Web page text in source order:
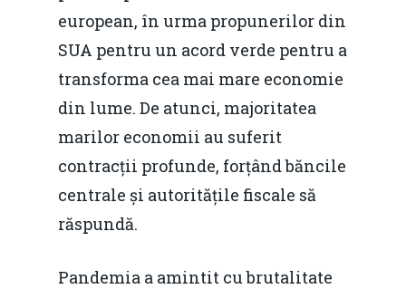
european, în urma propunerilor din
SUA pentru un acord verde pentru a
transforma cea mai mare economie
din lume. De atunci, majoritatea
marilor economii au suferit
contracții profunde, forțând băncile
centrale și autoritățile fiscale să
răspundă.
Pandemia a amintit cu brutalitate